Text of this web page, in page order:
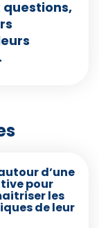
questions,
d’une
pour
les
de leur